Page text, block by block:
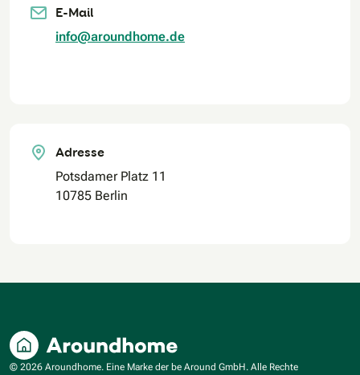
E-Mail
info@aroundhome.de
Adresse
Potsdamer Platz 11
10785 Berlin
© 2026 Aroundhome. Eine Marke der be Around GmbH. Alle Rechte